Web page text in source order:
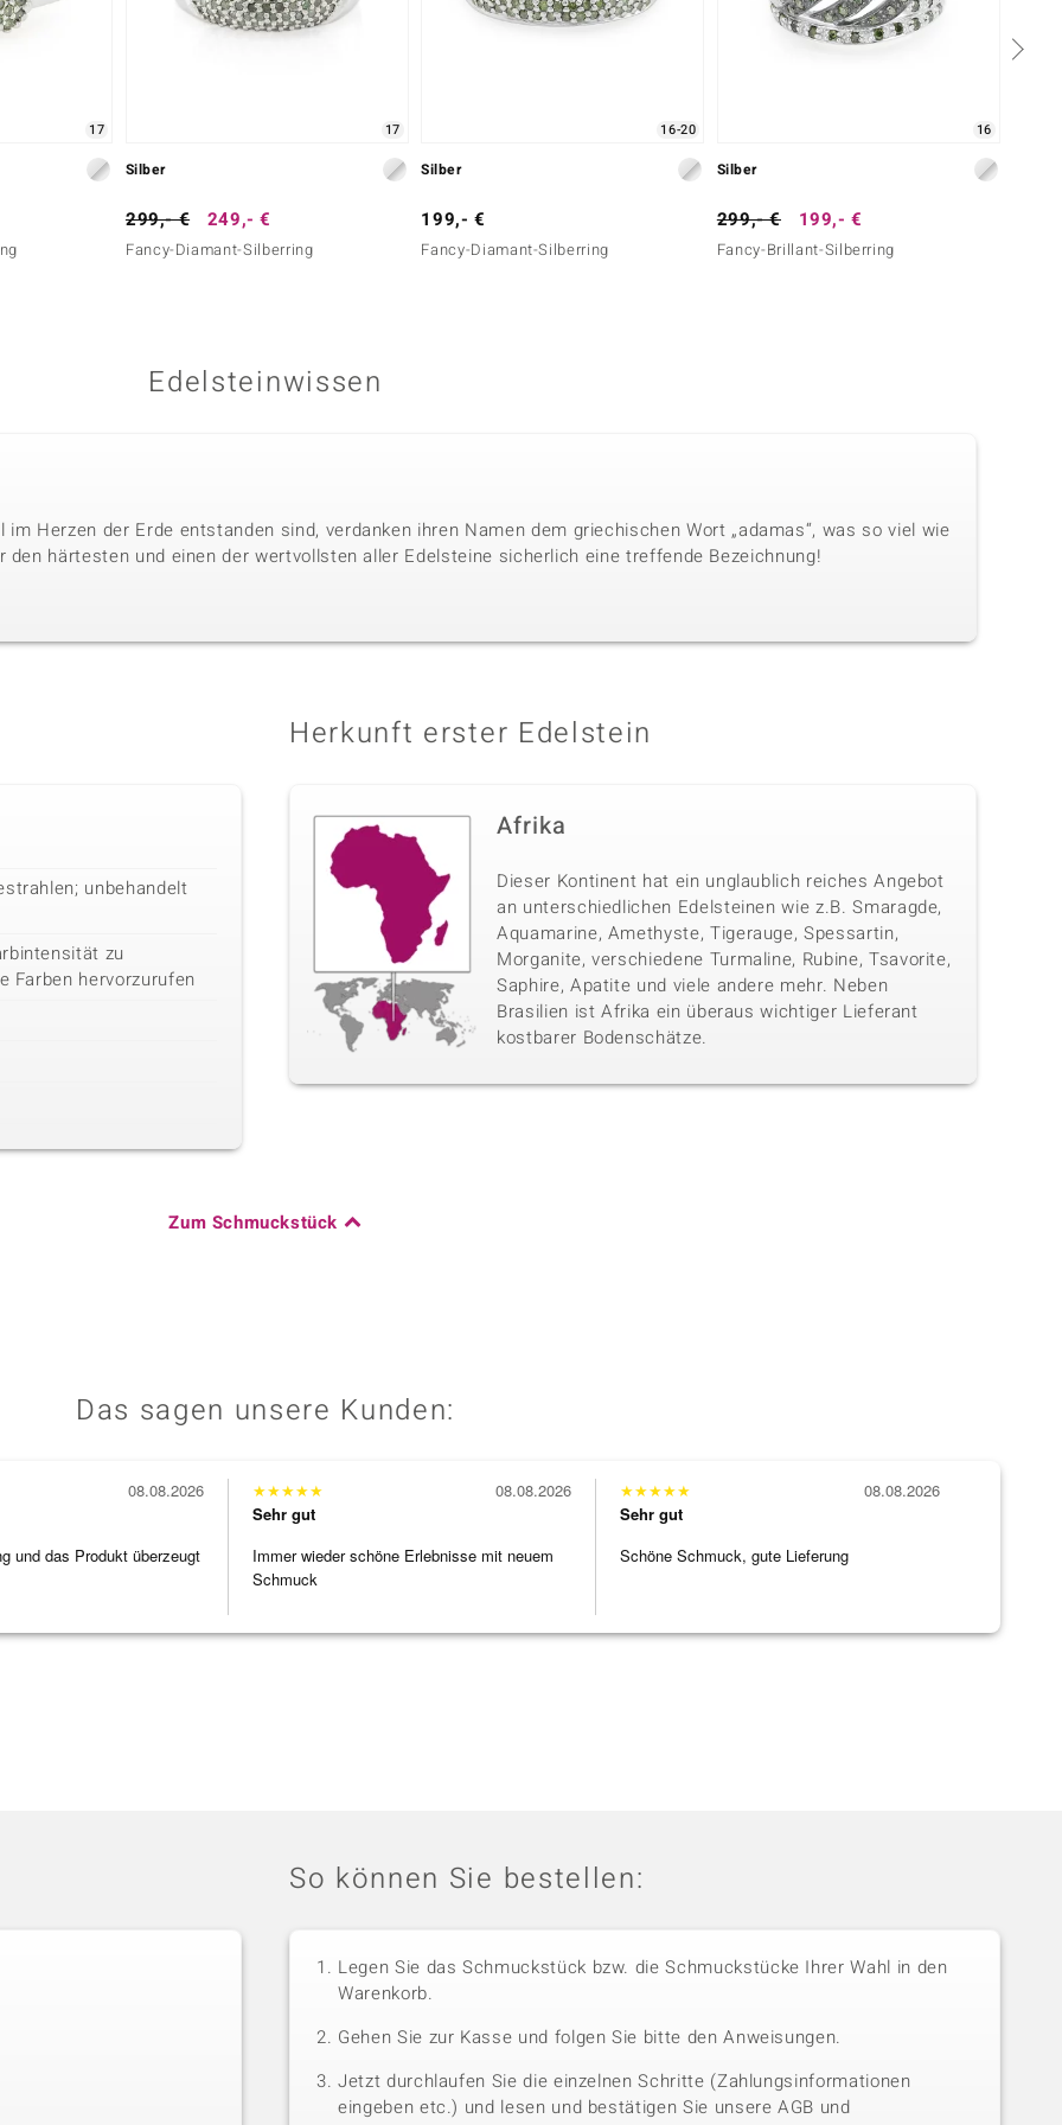
17 17
Silber
299,- € 249,- €
Fancy-Diamant-Silberring
16-20
Silber
199,- €
Fancy-Diamant-Silberring
16
Silber
299,- € 199,- €
Fancy-Brillant-Silberring
Edelsteinwissen
Herzen der Erde entstanden sind, verdanken ihren Namen dem griechischen Wort „adamas“, was so viel wie
den härtesten und einen der wertvollsten aller Edelsteine sicherlich eine treffende Bezeichnung!
unbehandelt
zu
Farben hervorzurufen
Herkunft erster Edelstein
Afrika
Dieser Kontinent hat ein unglaublich reiches Angebot
an unterschiedlichen Edelsteinen wie z.B. Smaragde,
Aquamarine, Amethyste, Tigerauge, Spessartin,
Morganite, verschiedene Turmaline, Rubine, Tsavorite,
Saphire, Apatite und viele andere mehr. Neben
Brasilien ist Afrika ein überaus wichtiger Lieferant
kostbarer Bodenschätze.
Zum Schmuckstück
Das sagen unsere Kunden:
und das Produkt überzeugt
08.08.2026 ★★★★★
Sehr gut
Immer wieder schöne Erlebnisse mit neuem
Schmuck
08.08.2026 ★★★★★
Sehr gut
Schöne Schmuck, gute Lieferung
08.08.2026
So können Sie bestellen:
Legen Sie das Schmuckstück bzw. die Schmuckstücke Ihrer Wahl in den
Warenkorb.
Gehen Sie zur Kasse und folgen Sie bitte den Anweisungen.
Jetzt durchlaufen Sie die einzelnen Schritte (Zahlungsinformationen
eingeben etc.) und lesen und bestätigen Sie unsere AGB und